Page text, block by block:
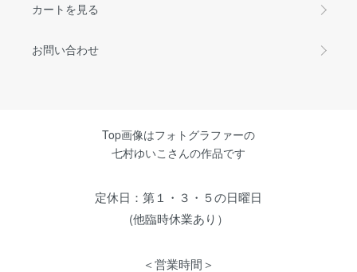
カートを見る
お問い合わせ
Top画像はフォトグラファーの
七村ゆいこさんの作品です
定休日：第１・３・５の日曜日
(他臨時休業あり）
＜営業時間＞